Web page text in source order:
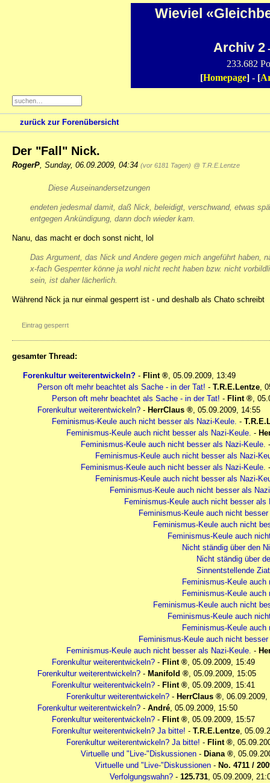
Wieviel
Archiv 2
233.682
[Homepage] - [
zurück zur Forenübersicht
Der "Fall" Nick.
RogerP Sunday, 06.09.2009, 04:34 (vor 6181 Tagen) @ T.R.E.Lentze
Diese Auseinandersetzungen
endeten jedesmal damit, daß Nick, beleidigt, verschwand, etwas
entgegen Ankündigung, dann doch wieder kam.
Nanu, das macht er doch sonst nicht, lol
Das Argument, das Nick und Andere gegen mich angeführt haben,
x-fach Gesperrter könne ja wohl nicht recht haben bzw. nicht
sein, ist daher lächerlich.
Während Nick ja nur einmal gesperrt ist - und deshalb als Chato schreibt
Eintrag gesperrt
gesamter Thread:
Forenkultur weiterentwickeln? - Flint , 05.09.2009, 13:49
Person oft mehr beachtet als Sache - in der Tat! - T.R.E.Lentze,
Person oft mehr beachtet als Sache - in der Tat! - Flint ,
Forenkultur weiterentwickeln? - HerrClaus , 05.09.2009, 14:55
Feminismus-Keule auch nicht besser als Nazi-Keule. -
Feminismus-Keule auch nicht besser als Nazi-Keule. -
Feminismus-Keule auch nicht besser als Nazi-Keule.
Feminismus-Keule auch nicht besser als Nazi-
Feminismus-Keule auch nicht besser als Nazi-Keule.
Feminismus-Keule auch nicht besser als Nazi-
Feminismus-Keule auch nicht besser als
Feminismus-Keule auch nicht besser als
Feminismus-Keule auch nicht
Feminismus-Keule auch nicht
Feminismus-Keule auch
Nicht ständig über den
Nicht ständig über
Sinnentstellende
Feminismus-Keule
Feminismus-Keule
Feminismus-Keule auch nicht
Feminismus-Keule auch
Feminismus-Keule
Feminismus-Keule auch nicht
Feminismus-Keule auch nicht besser als Nazi-Keule. -
Forenkultur weiterentwickeln? - Flint , 05.09.2009, 15:49
Forenkultur weiterentwickeln? - Manifold , 05.09.2009, 15:05
Forenkultur weiterentwickeln? - Flint , 05.09.2009, 15:41
Forenkultur weiterentwickeln? - HerrClaus , 06.09.2009,
Forenkultur weiterentwickeln? - André, 05.09.2009, 15:50
Forenkultur weiterentwickeln? - Flint , 05.09.2009, 15:57
Forenkultur weiterentwickeln? Ja bitte! - T.R.E.Lentze,
Forenkultur weiterentwickeln? Ja bitte! - Flint ,
Virtuelle und "Live-"Diskussionen - Diana ,
Virtuelle und "Live-"Diskussionen - No. 4711 /
Verfolgungswahn? - 125.731, 05.09.2009,